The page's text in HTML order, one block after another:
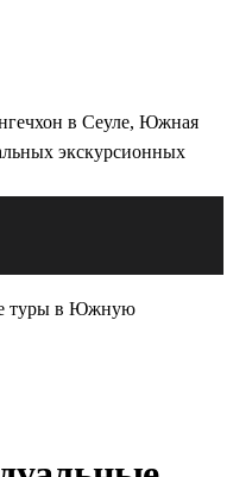
туры в Южную